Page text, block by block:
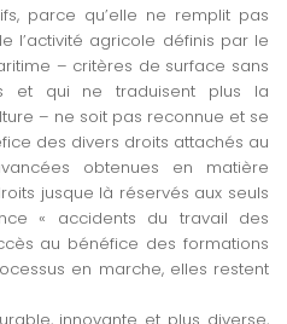
parce qu’elle ne remplit pas
l’activité agricole définis par le
– critères de surface sans
et qui ne traduisent plus la
– ne soit pas reconnue et se
des divers droits attachés au
obtenues en matière
jusque là réservés aux seuls
« accidents du travail des
au bénéfice des formations
en marche, elles restent